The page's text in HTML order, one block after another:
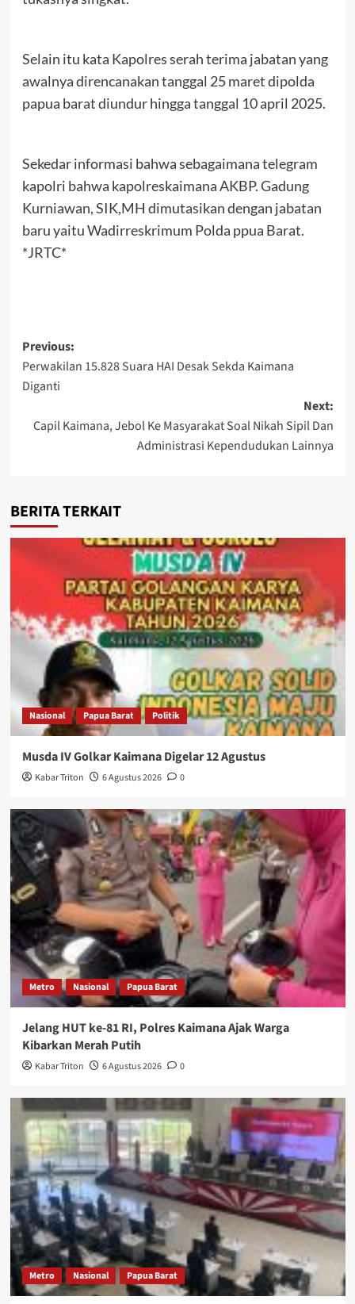
Selain itu kata Kapolres serah terima jabatan yang
awalnya direncanakan tanggal 25 maret dipolda
papua barat diundur hingga tanggal 10 april 2025.
Sekedar informasi bahwa sebagaimana telegram
kapolri bahwa kapolreskaimana AKBP. Gadung
Kurniawan, SIK,MH dimutasikan dengan jabatan
baru yaitu Wadirreskrimum Polda ppua Barat.
*JRTC*
Post
navigation
Previous:
Perwakilan 15.828 Suara HAI Desak Sekda Kaimana
Diganti
Next:
Capil Kaimana, Jebol Ke Masyarakat Soal Nikah Sipil Dan
Administrasi Kependudukan Lainnya
BERITA TERKAIT
Nasional Papua Barat Politik
Musda IV Golkar Kaimana Digelar 12 Agustus
Kabar Triton 6 Agustus 2026 0
Metro Nasional Papua Barat
Jelang HUT ke-81 RI, Polres Kaimana Ajak Warga
Kibarkan Merah Putih
Kabar Triton 6 Agustus 2026 0
Metro Nasional Papua Barat